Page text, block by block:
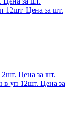
Цена за шт.